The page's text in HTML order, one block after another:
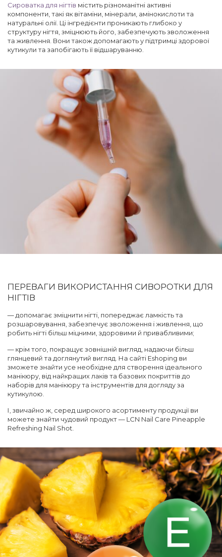
Сироватка для нігтів містить різноманітні активні
компоненти, такі як вітаміни, мінерали, амінокислоти та
натуральні олії. Ці інгредієнти проникають глибоко у
структуру нігтя, зміцнюють його, забезпечують зволоження
та живлення. Вони також допомагають у підтримці здорової
кутикули та запобігають її відшаруванню.
ПЕРЕВАГИ ВИКОРИСТАННЯ СИВОРОТКИ ДЛЯ
НІГТІВ
— допомагає зміцнити нігті, попереджає ламкість та
розшаровування, забезпечує зволоження і живлення, що
робить нігті більш міцними, здоровими й привабливими;
— крім того, покращує зовнішній вигляд, надаючи більш
глянцевий та доглянутий вигляд. На сайті Eshoping ви
зможете знайти усе необхідне для створення ідеального
манікюру, від найкращих лаків та базових покриттів до
наборів для манікюру та інструментів для догляду за
кутикулою.
І, звичайно ж, серед широкого асортименту продукції ви
можете знайти чудовий продукт — LCN Nail Care Pineapple
Refreshing Nail Shot.